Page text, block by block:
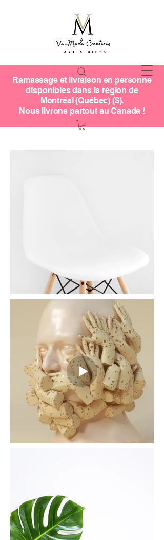
Ramassage et livraison en personne
disponibles dans la région de
Montréal (Québec) ($).
Nous livrons partout au Canada !